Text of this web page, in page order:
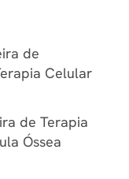
de
Celular
de Terapia
Óssea